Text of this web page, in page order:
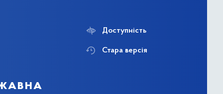
Доступність
Стара версія